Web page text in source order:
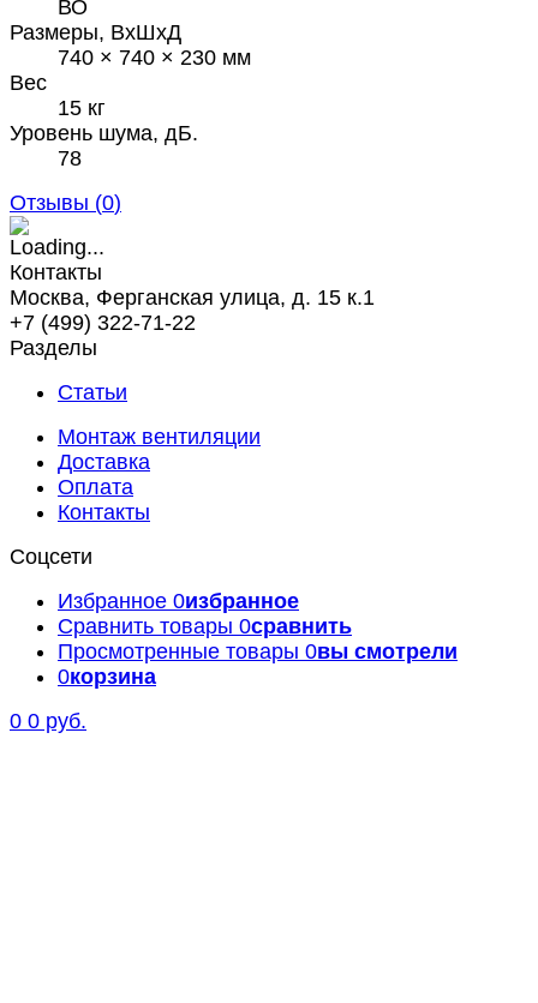
ВО
Размеры, ВхШхД
740 × 740 × 230 мм
Вес
15 кг
Уровень шума, дБ.
78
Отзывы (0)
Контакты
Москва, Ферганская улица, д. 15 к.1
+7 (499) 322-71-22
Разделы
Статьи
Монтаж вентиляции
Доставка
Оплата
Контакты
Соцсети
Избранное 0избранное
Сравнить товары 0сравнить
Просмотренные товары 0вы смотрели
0корзина
0 0 руб.